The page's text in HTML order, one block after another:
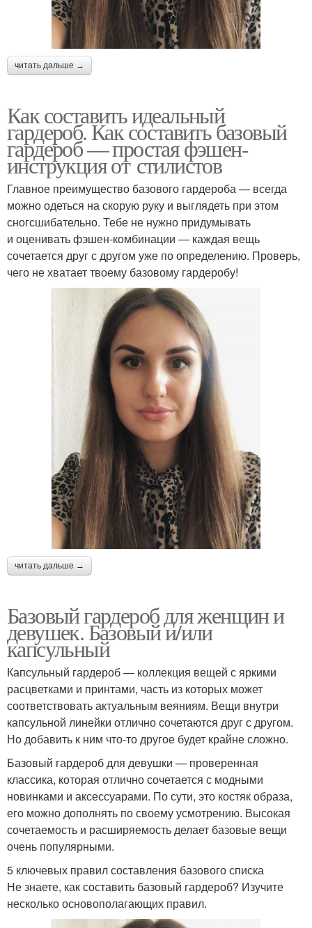
читать дальше →
Как составить идеальный
гардероб. Как составить базовый
гардероб — простая фэшен-
инструкция от стилистов
Главное преимущество базового гардероба — всегда
можно одеться на скорую руку и выглядеть при этом
сногсшибательно. Тебе не нужно придумывать
и оценивать фэшен-комбинации — каждая вещь
сочетается друг с другом уже по определению. Проверь,
чего не хватает твоему базовому гардеробу!
читать дальше →
Базовый гардероб для женщин и
девушек. Базовый и/или
капсульный
Капсульный гардероб — коллекция вещей с яркими
расцветками и принтами, часть из которых может
соответствовать актуальным веяниям. Вещи внутри
капсульной линейки отлично сочетаются друг с другом.
Но добавить к ним что-то другое будет крайне сложно.
Базовый гардероб для девушки — проверенная
классика, которая отлично сочетается с модными
новинками и аксессуарами. По сути, это костяк образа,
его можно дополнять по своему усмотрению. Высокая
сочетаемость и расширяемость делает базовые вещи
очень популярными.
5 ключевых правил составления базового списка
Не знаете, как составить базовый гардероб? Изучите
несколько основополагающих правил.